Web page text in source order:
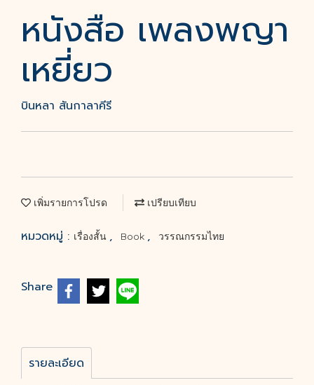
หนังสือ เพลงพญา
เหยี่ยว
บินหลา สันกาลาคีรี
เพิ่มรายการโปรด เปรียบเทียบ
หมวดหมู่ : เรื่องสั้น , Book , วรรณกรรมไทย
Share
รายละเอียด